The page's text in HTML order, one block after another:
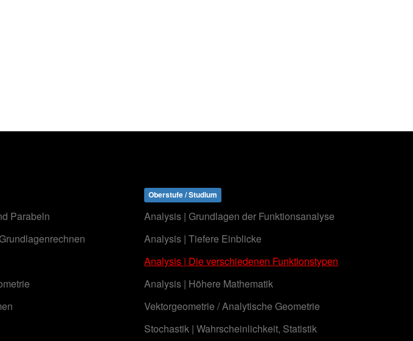
Parabeln
Oberstufe / Studium
Analysis | Grundlagen der Funktionsanalyse
Analysis | Tiefere Einblicke
Analysis | Die verschiedenen Funktionstypen
Analysis | Höhere Mathematik
Vektorgeometrie / Analytische Geometrie
Stochastik | Wahrscheinlichkeit, Statistik